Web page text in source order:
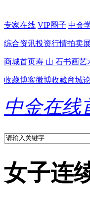
专家在线 VIP圈子 中金
综合资讯投资行情拍卖
商城首页寿 山 石书画艺
收藏博客微博收藏商城
中金在线
女子连